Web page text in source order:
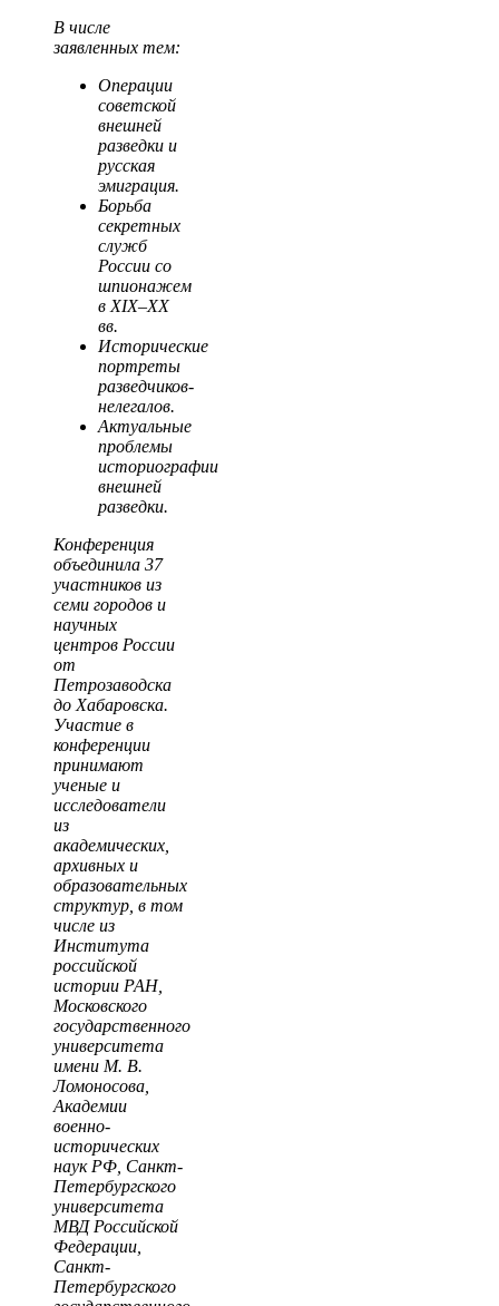
В числе
заявленных тем:
Операции
советской
внешней
разведки и
русская
эмиграция.
Борьба
секретных
служб
России со
шпионажем
в XIX–XX
вв.
Исторические
портреты
разведчиков-
нелегалов.
Актуальные
проблемы
историографии
внешней
разведки.
Конференция
объединила 37
участников из
семи городов и
научных
центров России
от
Петрозаводска
до Хабаровска.
Участие в
конференции
принимают
ученые и
исследователи
из
академических,
архивных и
образовательных
структур, в том
числе из
Института
российской
истории РАН,
Московского
государственного
университета
имени М. В.
Ломоносова,
Академии
военно-
исторических
наук РФ, Санкт-
Петербургского
университета
МВД Российской
Федерации,
Санкт-
Петербургского